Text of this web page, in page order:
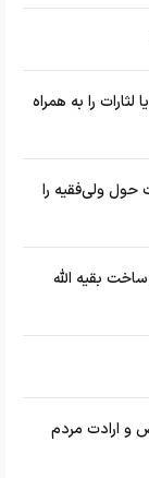
را به همراه
حول ولی‌فقیه را
بقیه الله
و ارادت مردم